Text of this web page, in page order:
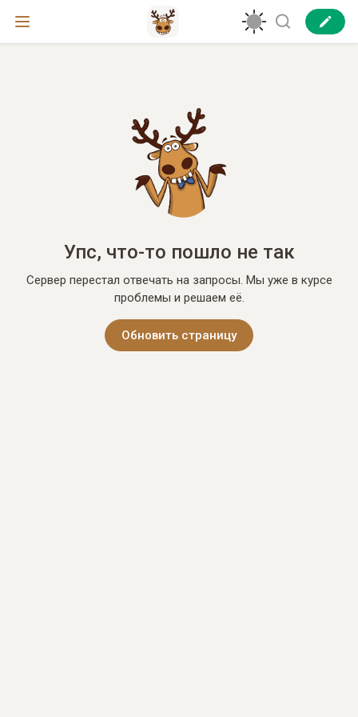
Упс, что-то пошло не так
Сервер перестал отвечать на запросы. Мы уже в курсе
проблемы и решаем её.
Обновить страницу